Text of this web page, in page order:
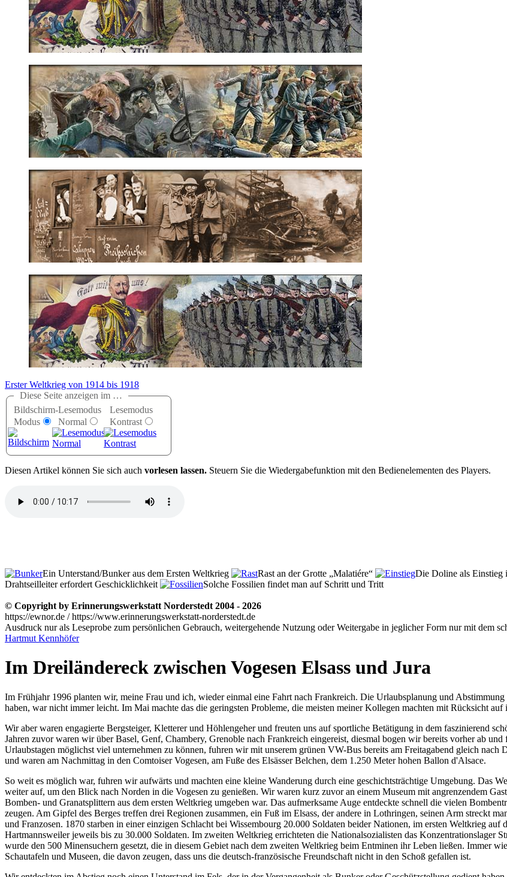
Erster Weltkrieg von 1914 bis 1918
Diese Seite anzeigen im …
Bildschirm-
Modus
Lesemodus
Normal
Lesemodus
Kontrast
Diesen Artikel können Sie sich auch vorlesen lassen. Steuern Sie die Wiedergabefunktion mit den Bedienelementen des Players.
Ein Unterstand/Bunker aus dem Ersten Weltkrieg Rast an der Grotte „Malatiére“ Die Doline als Einstieg
Drahtseilleiter erfordert Geschicklichkeit
Solche Fossilien findet man auf Schritt und Tritt
© Copyright by Erinnerungswerkstatt Norderstedt 2004 - 2026
https://ewnor.de / https://www.erinnerungswerkstatt-norderstedt.de
Ausdruck nur als Leseprobe zum persönlichen Gebrauch, weitergehende Nutzung oder Weitergabe in jeglicher Form nur mit dem
Hartmut Kennhöfer
Im Dreiländereck zwischen Vogesen Elsass und Jura
Im Frühjahr 1996 planten wir, meine Frau und ich, wieder einmal eine Fahrt nach Frankreich. Die Urlaubsplanung und
haben, war nicht immer leicht. Im Mai machte das die geringsten Probleme, die meisten meiner Kollegen machten mit Rücksicht
Wir aber waren engagierte Bergsteiger, Kletterer und Höhlengeher und freuten uns auf sportliche Betätigung in dem faszinierend
Jahren zuvor waren wir über Basel, Genf, Chambery, Grenoble nach Frankreich eingereist, diesmal bogen wir bereits vorher ab
Urlaubstagen möglichst viel unternehmen zu können, fuhren wir mit unserem grünen VW-Bus bereits am Freitagabend gleich nach
und waren am Nachmittag in den Comtoiser Vogesen, am Fuße des Elsässer Belchen, dem 1.250 Meter hohen Ballon d'Alsace.
So weit es möglich war, fuhren wir aufwärts und machten eine kleine Wanderung durch eine geschichtsträchtige Umgebung. Das
weiter auf, um den Blick nach Norden in die Vogesen zu genießen. Wir waren kurz zuvor an einem Museum mit angrenzendem
Bomben- und Granatsplittern aus dem ersten Weltkrieg umgeben war. Das aufmerksame Auge entdeckte schnell die vielen
zeugen. Am Gipfel des Berges treffen drei Regionen zusammen, ein Fuß im Elsass, der andere in Lothringen, seinen Arm streckt
und Franzosen. 1870 starben in einer einzigen Schlacht bei Wissembourg 20.000 Soldaten beider Nationen, im ersten Weltkrieg
Hartmannsweiler jeweils bis zu 30.000 Soldaten. Im zweiten Weltkrieg errichteten die Nationalsozialisten das Konzentrationslager
wurde den 500 Minensuchern gesetzt, die in diesem Gebiet nach dem zweiten Weltkrieg beim Entminen ihr Leben ließen. Immer
Schautafeln und Museen, die davon zeugen, dass uns die deutsch-französische Freundschaft nicht in den Schoß gefallen ist.